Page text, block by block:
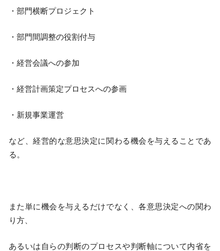
・部門横断プロジェクト
・部門間調整の役割付与
・経営会議への参加
・経営計画策定プロセスへの参画
・新規事業運営
など、経営的な意思決定に関わる機会を与えることであ
る。
また単に機会を与えるだけでなく、各意思決定への関わ
り方、
あるいは自らの判断のプロセスや判断軸について内省を